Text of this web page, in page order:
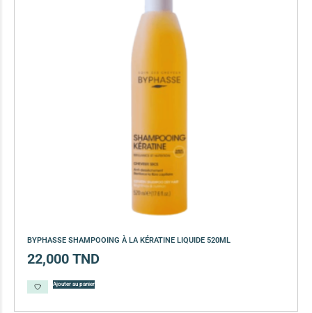
BYPHASSE SHAMPOOING À LA KÉRATINE LIQUIDE 520ML
22,000 TND
Ajouter au panier